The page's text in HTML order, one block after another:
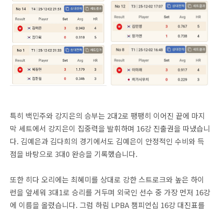
특히 백민주와 강지은의 승부는 2대2로 팽팽히 이어진 끝에 마지
막 세트에서 강지은이 집중력을 발휘하며 16강 진출권을 따냈습니
다. 김예은과 김다희의 경기에서도 김예은이 안정적인 수비와 득
점을 바탕으로 3대0 완승을 기록했습니다.
또한 히다 오리에는 최혜미를 상대로 강한 스트로크와 높은 하이
런을 앞세워 3대1로 승리를 거두며 외국인 선수 중 가장 먼저 16강
에 이름을 올렸습니다. 그럼 하림 LPBA 챔피언십 16강 대진표를